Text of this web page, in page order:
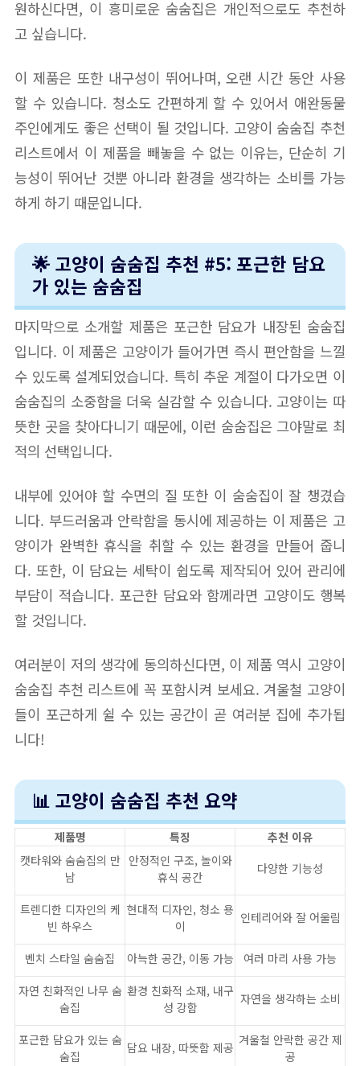
원하신다면, 이 흥미로운 숨숨집은 개인적으로도 추천하
고 싶습니다.
이 제품은 또한 내구성이 뛰어나며, 오랜 시간 동안 사용
할 수 있습니다. 청소도 간편하게 할 수 있어서 애완동물
주인에게도 좋은 선택이 될 것입니다. 고양이 숨숨집 추천
리스트에서 이 제품을 빼놓을 수 없는 이유는, 단순히 기
능성이 뛰어난 것뿐 아니라 환경을 생각하는 소비를 가능
하게 하기 때문입니다.
🌟 고양이 숨숨집 추천 #5: 포근한 담요
가 있는 숨숨집
마지막으로 소개할 제품은 포근한 담요가 내장된 숨숨집
입니다. 이 제품은 고양이가 들어가면 즉시 편안함을 느낄
수 있도록 설계되었습니다. 특히 추운 계절이 다가오면 이
숨숨집의 소중함을 더욱 실감할 수 있습니다. 고양이는 따
뜻한 곳을 찾아다니기 때문에, 이런 숨숨집은 그야말로 최
적의 선택입니다.
내부에 있어야 할 수면의 질 또한 이 숨숨집이 잘 챙겼습
니다. 부드러움과 안락함을 동시에 제공하는 이 제품은 고
양이가 완벽한 휴식을 취할 수 있는 환경을 만들어 줍니
다. 또한, 이 담요는 세탁이 쉽도록 제작되어 있어 관리에
부담이 적습니다. 포근한 담요와 함께라면 고양이도 행복
할 것입니다.
여러분이 저의 생각에 동의하신다면, 이 제품 역시 고양이
숨숨집 추천 리스트에 꼭 포함시켜 보세요. 겨울철 고양이
들이 포근하게 쉴 수 있는 공간이 곧 여러분 집에 추가됩
니다!
📊 고양이 숨숨집 추천 요약
제품명 특징
추천 이유
캣타워와 숨숨집의 만
남
안정적인 구조, 놀이와
휴식 공간
다양한 기능성
트렌디한 디자인의 케
빈 하우스
현대적 디자인, 청소 용
이
인테리어와 잘 어울림
벤치 스타일 숨숨집 아늑한 공간, 이동 가능
여러 마리 사용 가능
자연 친화적인 나무 숨
숨집
환경 친화적 소재, 내구
성 강함
자연을 생각하는 소비
포근한 담요가 있는 숨
숨집
담요 내장, 따뜻함 제공 겨울철 안락한 공간 제
공